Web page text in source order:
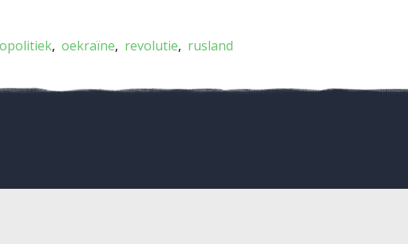
oekraïne revolutie rusland